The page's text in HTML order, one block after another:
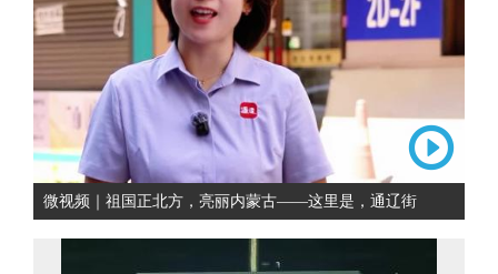
微视频｜祖国正北方，亮丽内蒙古——这里是，通辽街